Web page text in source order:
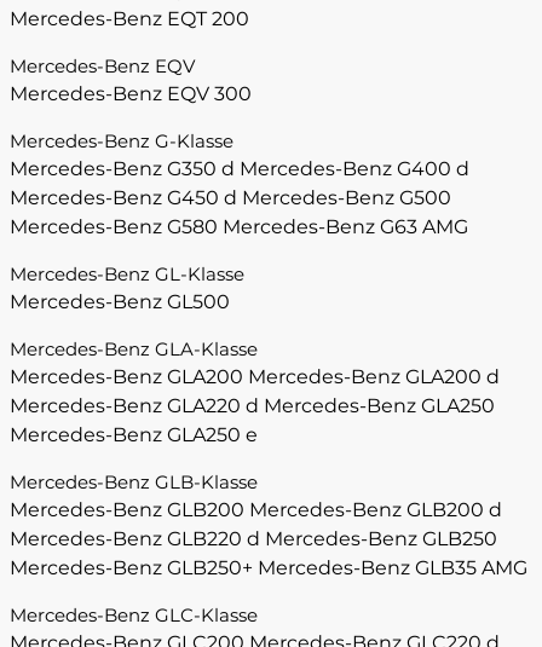
Mercedes-Benz EQT 200
Mercedes-Benz EQV
Mercedes-Benz EQV 300
Mercedes-Benz G-Klasse
Mercedes-Benz G350 d Mercedes-Benz G400 d
Mercedes-Benz G450 d Mercedes-Benz G500
Mercedes-Benz G580 Mercedes-Benz G63 AMG
Mercedes-Benz GL-Klasse
Mercedes-Benz GL500
Mercedes-Benz GLA-Klasse
Mercedes-Benz GLA200 Mercedes-Benz GLA200 d
Mercedes-Benz GLA220 d Mercedes-Benz GLA250
Mercedes-Benz GLA250 e
Mercedes-Benz GLB-Klasse
Mercedes-Benz GLB200 Mercedes-Benz GLB200 d
Mercedes-Benz GLB220 d Mercedes-Benz GLB250
Mercedes-Benz GLB250+ Mercedes-Benz GLB35 AMG
Mercedes-Benz GLC-Klasse